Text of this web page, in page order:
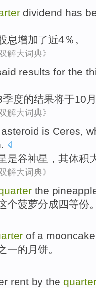
dividend has
息增加了近4％。
解大词典》
results for the
季度的结果将于10月
解大词典》
asteroid is Ceres,
.
是谷神星 ， 其体积
解大词典》
the
个菠萝分成四等份
of a mooncake
一的 月饼。
rent by the quarter